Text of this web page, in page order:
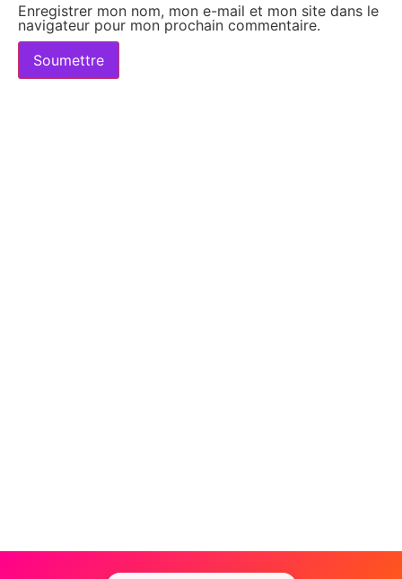
Enregistrer mon nom, mon e-mail et mon site dans le
navigateur pour mon prochain commentaire.